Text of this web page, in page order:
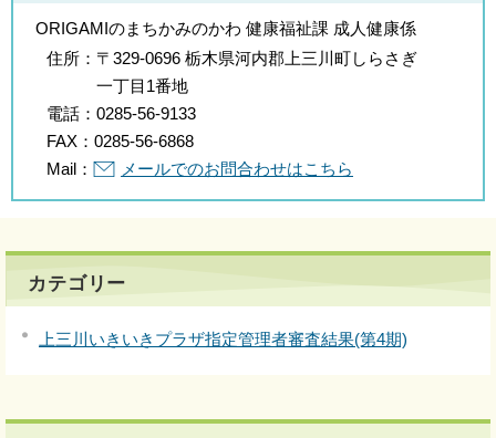
ORIGAMIのまちかみのかわ 健康福祉課 成人健康係
住所： 〒329-0696 栃木県河内郡上三川町しらさぎ
一丁目1番地
電話： 0285-56-9133
FAX： 0285-56-6868
Mail：
メールでのお問合わせはこちら
カテゴリー
上三川いきいきプラザ指定管理者審査結果(第4期)